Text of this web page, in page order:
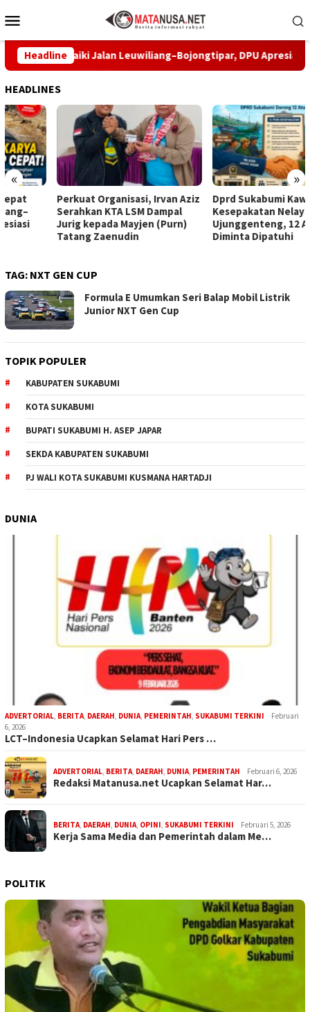
ke
Mobile
Headline
Perbaiki Jalan Leuwiliang–Bojongtipar, DPU Apresiasi
HEADLINES
« »
Perkuat Organisasi, Irvan Aziz
Serahkan KTA LSM Dampal
Jurig kepada Mayjen (Purn)
Tatang Zaenudin
Dprd Sukabumi Kawal
Kesepakatan Nelayan
Ujunggenteng, 12 Aturan
Diminta Dipatuhi
TAG: NXT GEN CUP
Formula E Umumkan Seri Balap Mobil Listrik
Junior NXT Gen Cup
TOPIK POPULER
KABUPATEN SUKABUMI
KOTA SUKABUMI
BUPATI SUKABUMI H. ASEP JAPAR
SEKDA KABUPATEN SUKABUMI
PJ WALI KOTA SUKABUMI KUSMANA HARTADJI
DUNIA
ADVERTORIAL, BERITA, DAERAH, DUNIA, PEMERINTAH, SUKABUMI TERKINI
Februari
6, 2026
LCT–Indonesia Ucapkan Selamat Hari Pers …
ADVERTORIAL, BERITA, DAERAH, DUNIA, PEMERINTAH Februari 6, 2026
Redaksi Matanusa.net Ucapkan Selamat Har…
BERITA, DAERAH, DUNIA, OPINI, SUKABUMI TERKINI Februari 5, 2026
Kerja Sama Media dan Pemerintah dalam Me…
POLITIK